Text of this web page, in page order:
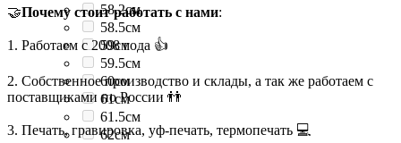
58.2см
58.5см
59см
59.5см
60см
61см
61.5см
62см
🤝Почему стоит работать с нами:
1. Работаем с 2008 года 👍
2. Собственное производство и склады, а так же работаем с
поставщиками по России 👬
3. Печать, гравировка, уф-печать, термопечать 💻